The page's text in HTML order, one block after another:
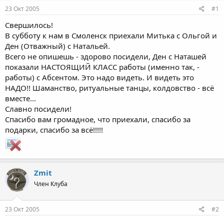
е
м
ы
л
23 Окт 2005 #1
Свершилось!
В субботу к нам в Смоленск приехали Митька с Ольгой и
Ден (Отважный) с Натальей.
Всего не опишешь - здорово посидели, Ден с Наташей
показали НАСТОЯЩИЙ КЛАСС работы (именно так, -
работы) с Абсентом. Это надо видеть. И видеть это
НАДО!! Шаманство, ритуальные танцы, колдовство - всё
вместе...
Славно посидели!
Спасибо вам громадное, что приехали, спасибо за
подарки, спасибо за всё!!!!!
Zmit
Член Клуба
23 Окт 2005 #2